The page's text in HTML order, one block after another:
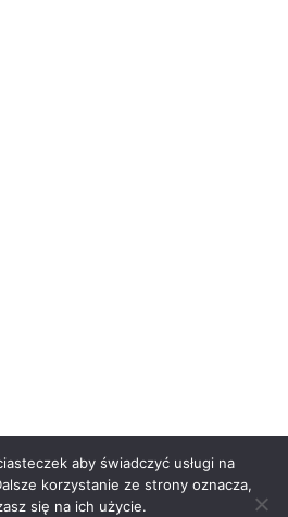
aby świadczyć usługi na
korzystanie ze strony oznacza,
się na ich użycie.